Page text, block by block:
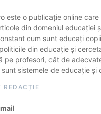
este o publicație online
din domeniul educației
cum sunt educați
din educație și
pe profesori, cât de
sistemele de educație și
REDACȚIE